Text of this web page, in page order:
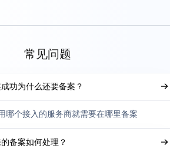
常见问题
功为什么还要备案？
哪个接入的服务商就需要在哪里备案
备案如何处理？